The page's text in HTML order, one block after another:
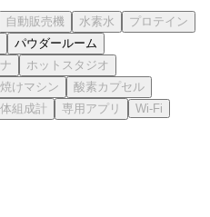
パウダールーム